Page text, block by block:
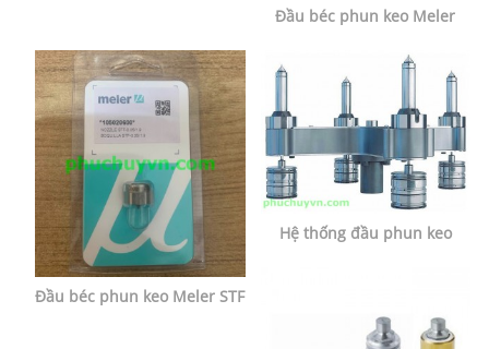
Đầu béc phun keo Meler
Đầu béc phun keo Meler STF
Hệ thống đầu phun keo